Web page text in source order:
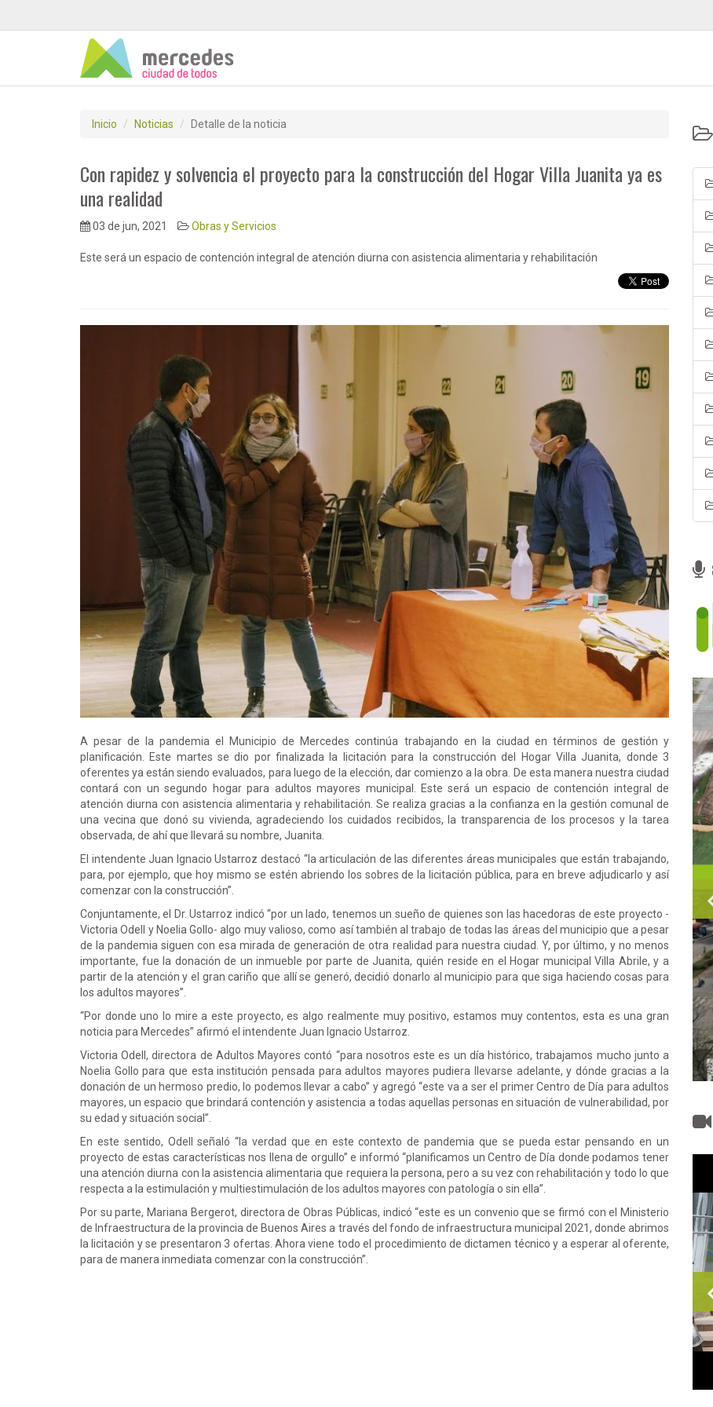
Inicio Noticias Detalle de la noticia
Con rapidez y solvencia el proyecto para la construcción del Hogar Villa Juanita ya es
una realidad
03 de jun, 2021 Obras y Servicios
Este será un espacio de contención integral de atención diurna con asistencia alimentaria y rehabilitación
A pesar de la pandemia el Municipio de Mercedes continúa trabajando en la ciudad en términos de gestión y
planificación. Este martes se dio por finalizada la licitación para la construcción del Hogar Villa Juanita, donde 3
oferentes ya están siendo evaluados, para luego de la elección, dar comienzo a la obra. De esta manera nuestra ciudad
contará con un segundo hogar para adultos mayores municipal. Este será un espacio de contención integral de
atención diurna con asistencia alimentaria y rehabilitación. Se realiza gracias a la confianza en la gestión comunal de
una vecina que donó su vivienda, agradeciendo los cuidados recibidos, la transparencia de los procesos y la tarea
observada, de ahí que llevará su nombre, Juanita.
El intendente Juan Ignacio Ustarroz destacó “la articulación de las diferentes áreas municipales que están trabajando,
para, por ejemplo, que hoy mismo se estén abriendo los sobres de la licitación pública, para en breve adjudicarlo y así
comenzar con la construcción”.
Conjuntamente, el Dr. Ustarroz indicó “por un lado, tenemos un sueño de quienes son las hacedoras de este proyecto -
Victoria Odell y Noelia Gollo- algo muy valioso, como así también al trabajo de todas las áreas del municipio que a pesar
de la pandemia siguen con esa mirada de generación de otra realidad para nuestra ciudad. Y, por último, y no menos
importante, fue la donación de un inmueble por parte de Juanita, quién reside en el Hogar municipal Villa Abrile, y a
partir de la atención y el gran cariño que allí se generó, decidió donarlo al municipio para que siga haciendo cosas para
los adultos mayores”.
“Por donde uno lo mire a este proyecto, es algo realmente muy positivo, estamos muy contentos, esta es una gran
noticia para Mercedes” afirmó el intendente Juan Ignacio Ustarroz.
Victoria Odell, directora de Adultos Mayores contó “para nosotros este es un día histórico, trabajamos mucho junto a
Noelia Gollo para que esta institución pensada para adultos mayores pudiera llevarse adelante, y dónde gracias a la
donación de un hermoso predio, lo podemos llevar a cabo” y agregó “este va a ser el primer Centro de Día para adultos
mayores, un espacio que brindará contención y asistencia a todas aquellas personas en situación de vulnerabilidad, por
su edad y situación social”.
En este sentido, Odell señaló “la verdad que en este contexto de pandemia que se pueda estar pensando en un
proyecto de estas características nos llena de orgullo” e informó “planificamos un Centro de Día donde podamos tener
una atención diurna con la asistencia alimentaria que requiera la persona, pero a su vez con rehabilitación y todo lo que
respecta a la estimulación y multiestimulación de los adultos mayores con patología o sin ella”.
Por su parte, Mariana Bergerot, directora de Obras Públicas, indicó “este es un convenio que se firmó con el Ministerio
de Infraestructura de la provincia de Buenos Aires a través del fondo de infraestructura municipal 2021, donde abrimos
la licitación y se presentaron 3 ofertas. Ahora viene todo el procedimiento de dictamen técnico y a esperar al oferente,
para de manera inmediata comenzar con la construcción”.